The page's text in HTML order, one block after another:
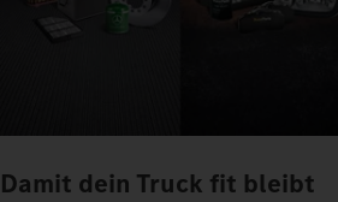
Damit dein Truck fit bleibt